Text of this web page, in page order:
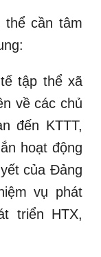
cần tâm
tập thể xã
về các chủ
đến KTTT,
hoạt động
của Đảng
vụ phát
triển HTX,